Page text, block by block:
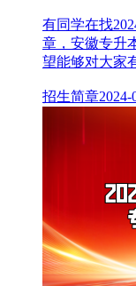
有同学在找
章，安徽专升
望能够对大家
招生简章2024-